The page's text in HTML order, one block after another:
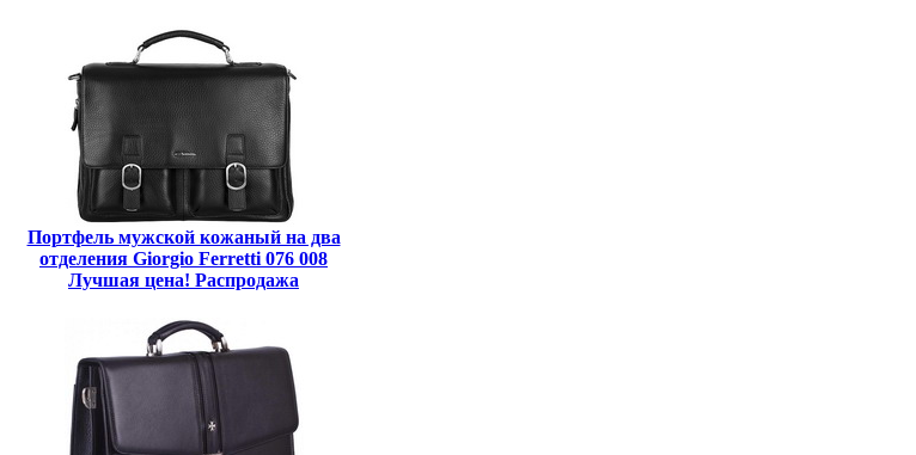
Портфель мужской кожаный на два
отделения Giorgio Ferretti 076 008
Лучшая цена! Распродажа